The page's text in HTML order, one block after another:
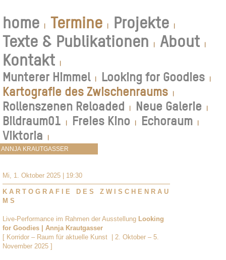
home | Termine | Projekte |
Texte & Publikationen | About |
Kontakt |
Munterer Himmel| Looking for Goodies |
Kartografie des Zwischenraums |
Rollenszenen Reloaded | Neue Galerie |
Bildraum01 | Freies Kino | Echoraum |
Viktoria |
Mi, 1. Oktober 2025 | 19:30
K A R T O G R A F I E D E S Z W I S C H E N R A U
M S
Live-Performance im Rahmen der Ausstellung Looking
for Goodies | Annja Krautgasser
[ Korridor – Raum für aktuelle Kunst
| 2. Oktober – 5.
November 2025 ]